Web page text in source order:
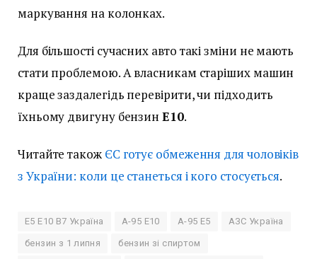
маркування на колонках.
Для більшості сучасних авто такі зміни не мають
стати проблемою. А власникам старіших машин
краще заздалегідь перевірити, чи підходить
їхньому двигуну бензинE10.
Читайте також ЄС готує обмеження для чоловіків
з України: коли це станеться і кого стосується.
E5 E10 B7 Україна А-95 E10 А-95 E5 АЗС Україна
бензин з 1 липня бензин зі спиртом